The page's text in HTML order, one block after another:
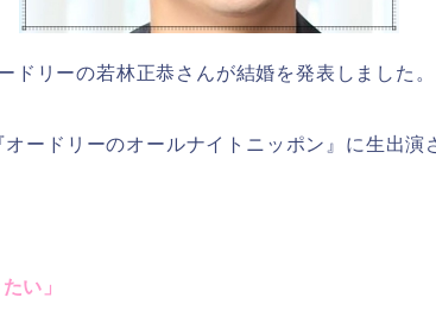
ドリーの若林正恭さんが結婚を発表しました。
ードリーのオールナイトニッポン』に生出演
い」